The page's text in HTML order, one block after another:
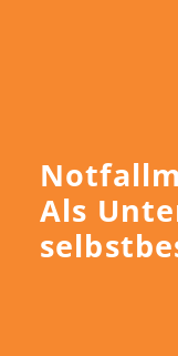
Als